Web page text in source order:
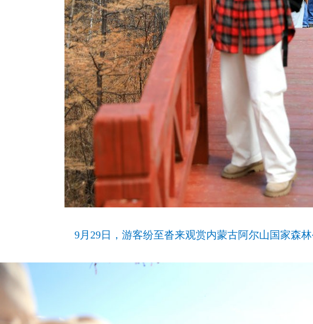
9月29日，游客纷至沓来观赏内蒙古阿尔山国家森